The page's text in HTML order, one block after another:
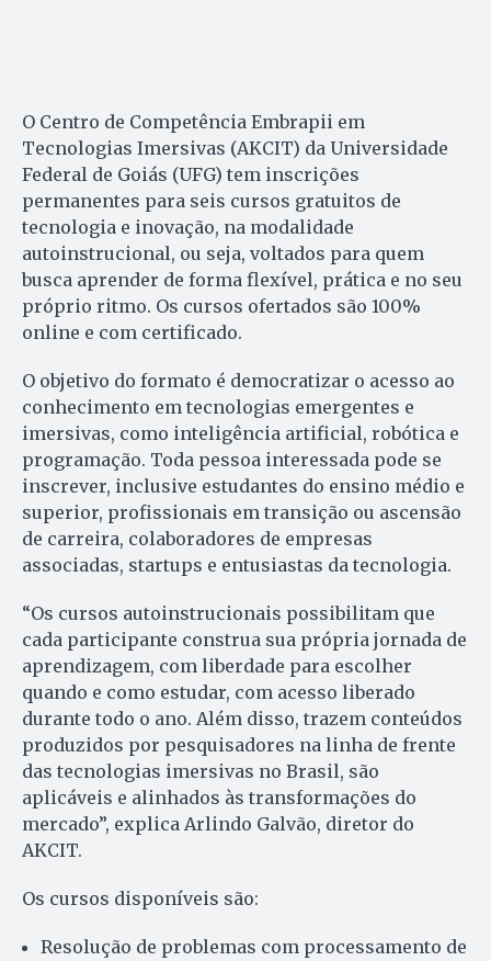
O Centro de Competência Embrapii em
Tecnologias Imersivas (AKCIT) da Universidade
Federal de Goiás (UFG) tem inscrições
permanentes para seis cursos gratuitos de
tecnologia e inovação, na modalidade
autoinstrucional, ou seja, voltados para quem
busca aprender de forma flexível, prática e no seu
próprio ritmo. Os cursos ofertados são 100%
online e com certificado.
O objetivo do formato é democratizar o acesso ao
conhecimento em tecnologias emergentes e
imersivas, como inteligência artificial, robótica e
programação. Toda pessoa interessada pode se
inscrever, inclusive estudantes do ensino médio e
superior, profissionais em transição ou ascensão
de carreira, colaboradores de empresas
associadas, startups e entusiastas da tecnologia.
“Os cursos autoinstrucionais possibilitam que
cada participante construa sua própria jornada de
aprendizagem, com liberdade para escolher
quando e como estudar, com acesso liberado
durante todo o ano. Além disso, trazem conteúdos
produzidos por pesquisadores na linha de frente
das tecnologias imersivas no Brasil, são
aplicáveis e alinhados às transformações do
mercado”, explica Arlindo Galvão, diretor do
AKCIT.
Os cursos disponíveis são:
Resolução de problemas com processamento de